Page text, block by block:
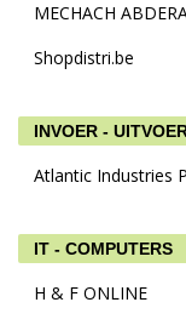
MECHACH
Shopdistri.be
INVOER -
Atlantic Industries
IT - COMPUTERS
H & F ONLINE